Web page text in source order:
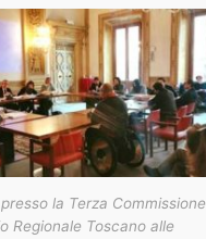
presso la Terza Commissione
Regionale Toscano alle